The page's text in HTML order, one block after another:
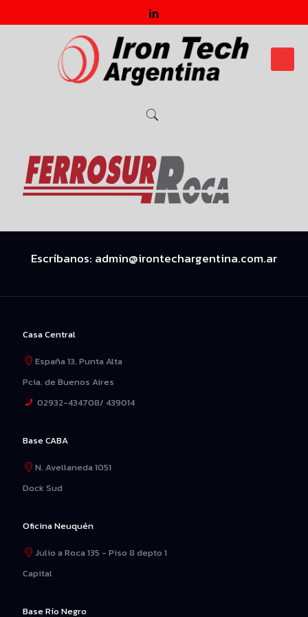
Escríbanos: admin@irontechargentina.com.ar
Casa Central
España 13, Punta Alta
Pcia. de Buenos Aires
02932-434708/ 439014
Base CABA
N. Avellaneda 1051
Dock Sud
Oficina Neuquén
Julio a Roca 135 - Piso 8 depto 1
Capital
Base Río Negro